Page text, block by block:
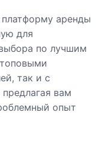
аренды
для
по лучшим
так и с
вам
опыт